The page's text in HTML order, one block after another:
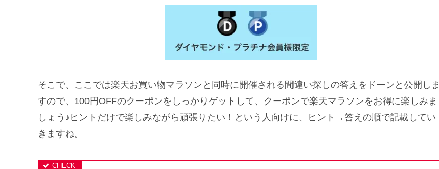
そこで、ここでは楽天お買い物マラソンと同時に開催される間違い探しの答えをドーンと公開しま
すので、100円OFFのクーポンをしっかりゲットして、クーポンで楽天マラソンをお得に楽しみま
しょう♪ヒントだけで楽しみながら頑張りたい！という人向けに、ヒント→答えの順で記載してい
きますね。